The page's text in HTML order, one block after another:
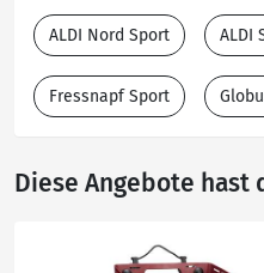
ALDI Nord Sport ALDI
Fressnapf Sport
Diese Angebote